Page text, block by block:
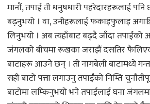
मानौं, तपाईं ती धनुषधारी पहरेदारहरूलाई
बढ्नुभयो । वा, उनीहरूलाई फकाइफुलाइ
लिनुभयो । अब त्यहाँबाट बढ्दै जाँदा तपाईंको
जंगलको बीचमा रूखका जराझैं दसतिर
बाटाहरू आउने छन् । ती नागबेली बाटामध्ये
सही बाटो पत्ता लगाउनु तपाईंको निम्ति
बाटोमा लम्किनुभयो भने तपाईंलाई घना